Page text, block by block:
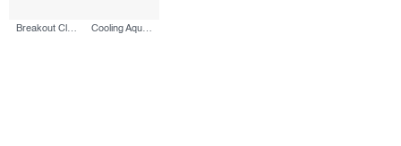
Breakout Clearing Booster, 30 ml Cooling Aqua Jelly, 59 ml